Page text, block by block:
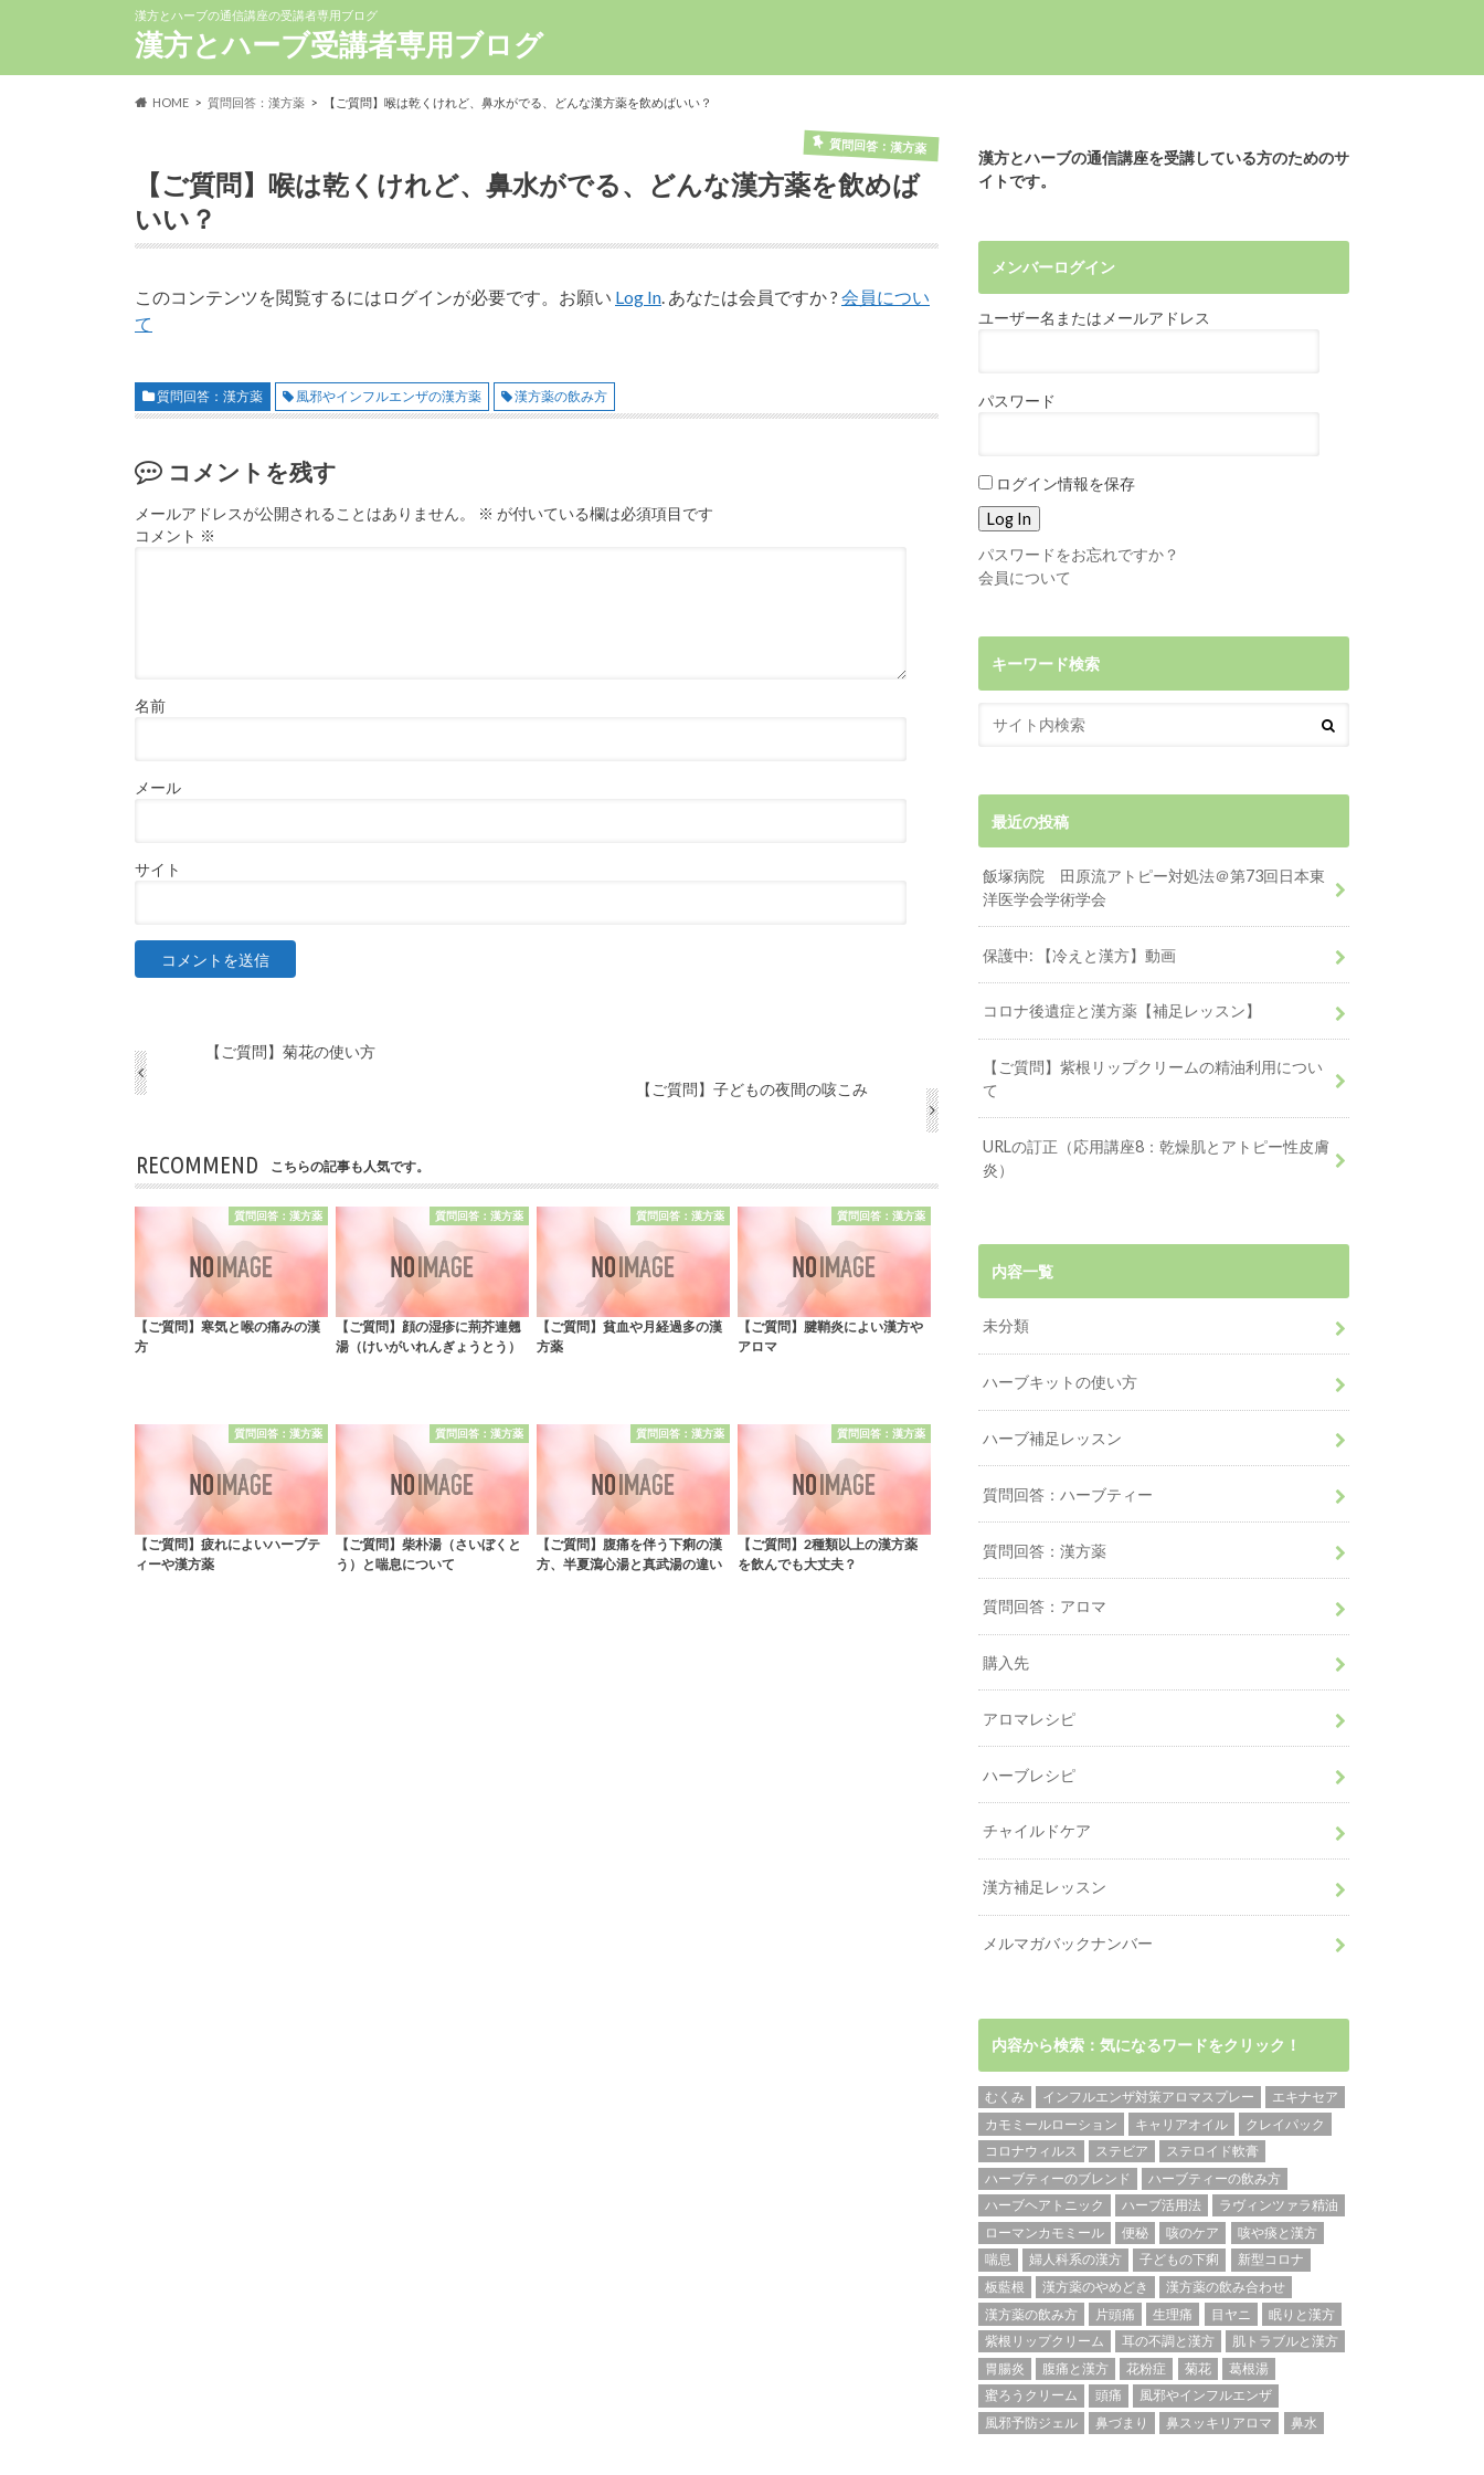
漢方とハーブの通信講座の受講者専用ブログ
漢方とハーブ受講者専用ブログ
HOME 質問回答：漢方薬 【ご質問】喉は乾くけれど、鼻水がでる、どんな漢方薬を飲めばいい？
質問回答：漢方薬
【ご質問】喉は乾くけれど、鼻水がでる、どんな漢方薬を飲めば
いい？
このコンテンツを閲覧するにはログインが必要です。お願い Log In . あなたは会員ですか ? 会員につい
て
質問回答：漢方薬 風邪やインフルエンザの漢方薬 漢方薬の飲み方
コメントを残す
メールアドレスが公開されることはありません。 ※ が付いている欄は必須項目です
コメント ※
名前
メール
サイト
【ご質問】菊花の使い方
【ご質問】子どもの夜間の咳こみ
RECOMMEND こちらの記事も人気です。
質問回答：漢方薬
【ご質問】寒気と喉の痛みの漢
方
質問回答：漢方薬
【ご質問】顔の湿疹に荊芥連翹
湯（けいがいれんぎょうとう）
質問回答：漢方薬
【ご質問】貧血や月経過多の漢
方薬
質問回答：漢方薬
【ご質問】腱鞘炎によい漢方や
アロマ
質問回答：漢方薬
【ご質問】疲れによいハーブテ
ィーや漢方薬
質問回答：漢方薬
【ご質問】柴朴湯（さいぼくと
う）と喘息について
質問回答：漢方薬
【ご質問】腹痛を伴う下痢の漢
方、半夏瀉心湯と真武湯の違い
質問回答：漢方薬
【ご質問】2種類以上の漢方薬
を飲んでも大丈夫？
漢方とハーブの通信講座を受講している方のためのサ
イトです。
メンバーログイン
ユーザー名またはメールアドレス
パスワード
ログイン情報を保存
パスワードをお忘れですか？
会員について
キーワード検索
最近の投稿
飯塚病院 田原流アトピー対処法＠第73回日本東
洋医学会学術学会
保護中: 【冷えと漢方】動画
コロナ後遺症と漢方薬【補足レッスン】
【ご質問】紫根リップクリームの精油利用につい
て
URLの訂正（応用講座8：乾燥肌とアトピー性皮膚
炎）
内容一覧
未分類
ハーブキットの使い方
ハーブ補足レッスン
質問回答：ハーブティー
質問回答：漢方薬
質問回答：アロマ
購入先
アロマレシピ
ハーブレシピ
チャイルドケア
漢方補足レッスン
メルマガバックナンバー
内容から検索：気になるワードをクリック！
むくみ インフルエンザ対策アロマスプレー
エキナセア
カモミールローション
キャリアオイル
クレイパック
コロナウィルス
ステビア
ステロイド軟膏
ハーブティーのブレンド
ハーブティーの飲み方
ハーブヘアトニック
ハーブ活用法
ラヴィンツァラ精油
ローマンカモミール
便秘 咳のケア
咳や痰と漢方
喘息
婦人科系の漢方 子どもの下痢
新型コロナ
板藍根
漢方薬のやめどき
漢方薬の飲み合わせ
漢方薬の飲み方
片頭痛 生理痛 目ヤニ
眠りと漢方
紫根リップクリーム
耳の不調と漢方
肌トラブルと漢方
胃腸炎
腹痛と漢方 花粉症 菊花
葛根湯
蜜ろうクリーム
頭痛
風邪やインフルエンザ
風邪予防ジェル
鼻づまり 鼻スッキリアロマ 鼻水